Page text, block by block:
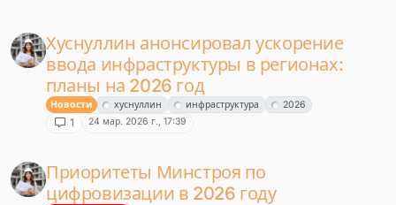
Хуснуллин анонсировал ускорение
ввода инфраструктуры в регионах:
планы на 2026 год
Новости хуснуллин инфраструктура 2026
1 24 мар. 2026 г., 17:39
Приоритеты Минстроя по
цифровизации в 2026 году